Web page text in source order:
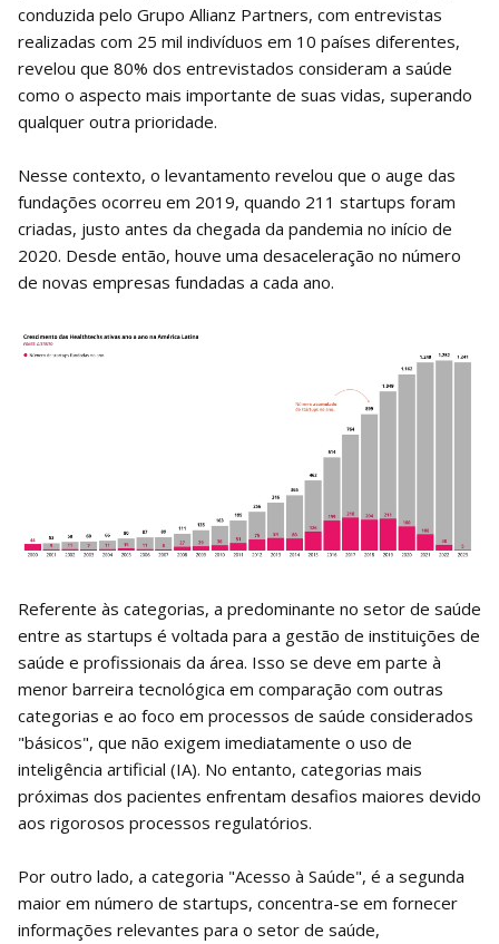
conduzida pelo Grupo Allianz Partners, com entrevistas
realizadas com 25 mil indivíduos em 10 países diferentes,
revelou que 80% dos entrevistados consideram a saúde
como o aspecto mais importante de suas vidas, superando
qualquer outra prioridade.
Nesse contexto, o levantamento revelou que o auge das
fundações ocorreu em 2019, quando 211 startups foram
criadas, justo antes da chegada da pandemia no início de
2020. Desde então, houve uma desaceleração no número
de novas empresas fundadas a cada ano.
Referente às categorias, a predominante no setor de saúde
entre as startups é voltada para a gestão de instituições de
saúde e profissionais da área. Isso se deve em parte à
menor barreira tecnológica em comparação com outras
categorias e ao foco em processos de saúde considerados
"básicos", que não exigem imediatamente o uso de
inteligência artificial (IA). No entanto, categorias mais
próximas dos pacientes enfrentam desafios maiores devido
aos rigorosos processos regulatórios.
Por outro lado, a categoria "Acesso à Saúde", é a segunda
maior em número de startups, concentra-se em fornecer
informações relevantes para o setor de saúde,